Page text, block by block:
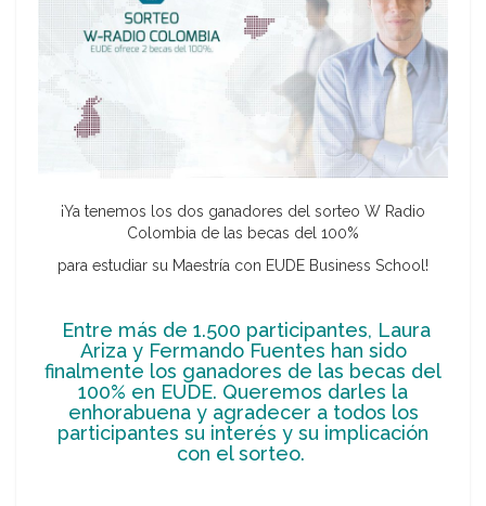
¡Ya tenemos los dos ganadores del sorteo W Radio
Colombia de las becas del 100%
para estudiar su Maestría con EUDE Business School!
Entre más de 1.500 participantes, Laura
Ariza y Fermando Fuentes han sido
finalmente los ganadores de las becas del
100% en EUDE. Queremos darles la
enhorabuena y agradecer a todos los
participantes su interés y su implicación
con el sorteo.